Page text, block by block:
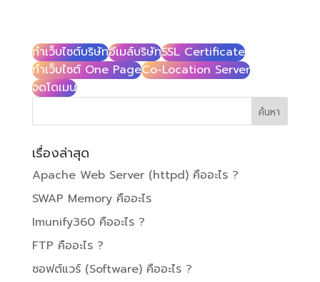
ทำเว็บไซต์บริษัทอีเมล์บริษัทSSL Certificate
ทำเว็บไซต์ One PageCo-Location Server
จดโดเมน
เรื่องล่าสุด
Apache Web Server (httpd) คืออะไร ?
SWAP Memory คืออะไร
Imunify360 คืออะไร ?
FTP คืออะไร ?
ซอฟต์แวร์ (Software) คืออะไร ?